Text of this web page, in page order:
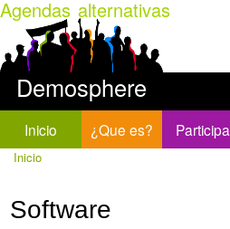
Pasar al
principal
Demosphere
Agendas alternativas
Inicio ¿Que es? Participa
Inicio
Software